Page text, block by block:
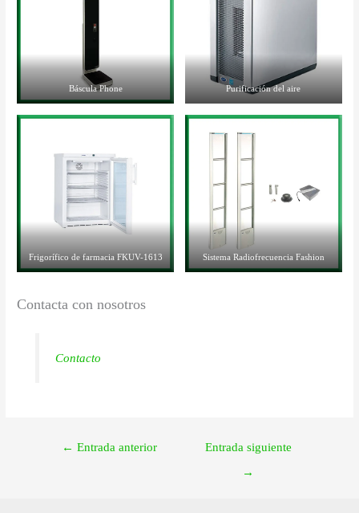
Báscula Phone Purificación del aire
Frigorífico de farmacia FKUV-1613 Sistema Radiofrecuencia Fashion
Contacta con nosotros
Contacto
← Entrada anterior
Entrada siguiente
→